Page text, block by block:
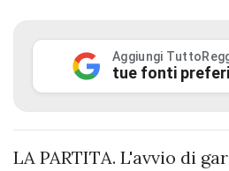
Aggiungi
tue fonti
LA PARTITA. L'avvio di